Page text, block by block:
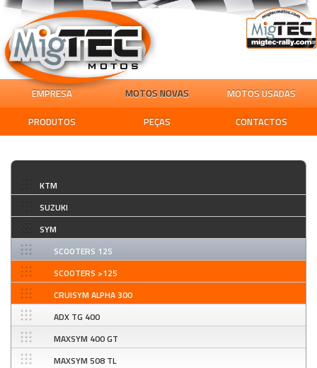
EMPRESA MOTOS NOVAS
MOTOS USADAS
PRODUTOS
PEÇAS CONTACTOS
KTM
SUZUKI
SYM
SCOOTERS 125
SCOOTERS >125
CRUISYM ALPHA 300
ADX TG 400
MAXSYM 400 GT
MAXSYM 508 TL